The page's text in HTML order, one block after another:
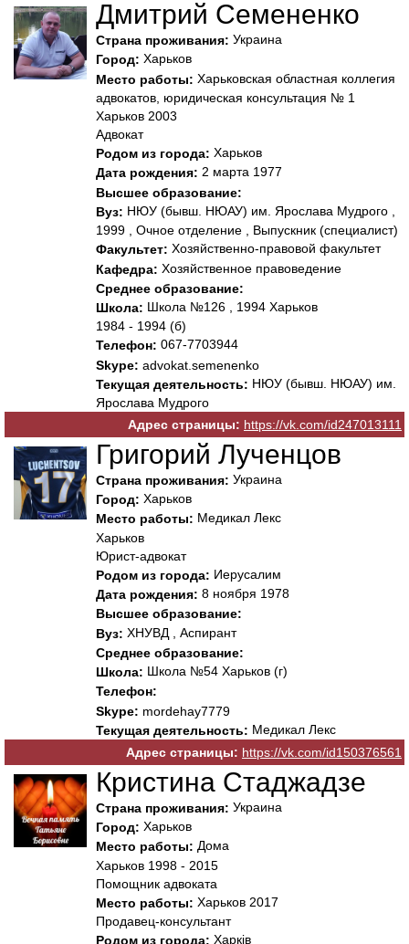
Дмитрий Семененко
Страна проживания: Украина
Город: Харьков
Место работы: Харьковская областная коллегия
адвокатов, юридическая консультация № 1
Харьков 2003
Адвокат
Родом из города: Харьков
Дата рождения: 2 марта 1977
Высшее образование:
Вуз: НЮУ (бывш. НЮАУ) им. Ярослава Мудрого ,
1999 , Очное отделение , Выпускник (специалист)
Факультет: Хозяйственно-правовой факультет
Кафедра: Хозяйственное правоведение
Среднее образование:
Школа: Школа №126 , 1994 Харьков
1984 - 1994 (б)
Телефон: 067-7703944
Skype: advokat.semenenko
Текущая деятельность: НЮУ (бывш. НЮАУ) им.
Ярослава Мудрого
Адрес страницы: https://vk.com/id247013111
Григорий Лученцов
Страна проживания: Украина
Город: Харьков
Место работы: Медикал Лекс
Харьков
Юрист-адвокат
Родом из города: Иерусалим
Дата рождения: 8 ноября 1978
Высшее образование:
Вуз: ХНУВД , Аспирант
Среднее образование:
Школа: Школа №54 Харьков (г)
Телефон:
Skype: mordehay7779
Текущая деятельность: Медикал Лекс
Адрес страницы: https://vk.com/id150376561
Кристина Стаджадзе
Страна проживания: Украина
Город: Харьков
Место работы: Дома
Харьков 1998 - 2015
Помощник адвоката
Место работы: Харьков 2017
Продавец-консультант
Родом из города: Харків